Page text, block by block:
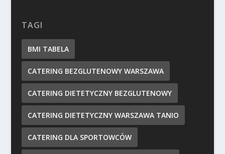
TAGI
BMI TABELA
CATERING BEZGLUTENOWY WARSZAWA
CATERING DIETETYCZNY BEZGLUTENOWY
CATERING DIETETYCZNY WARSZAWA TANIO
CATERING DLA SPORTOWCÓW